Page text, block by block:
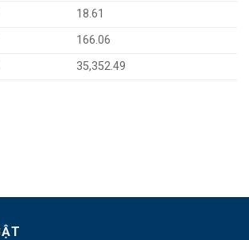
18.61
166.06
35,352.49